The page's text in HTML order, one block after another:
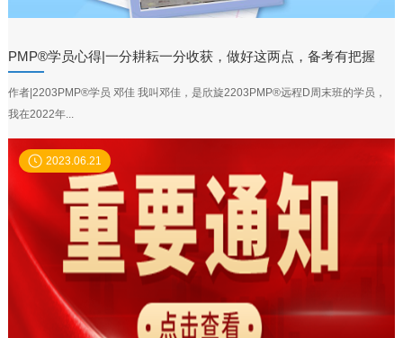
PMP®学员心得|一分耕耘一分收获，做好这两点，备考有把握
作者|2203PMP®学员 邓佳 我叫邓佳，是欣旋2203PMP®远程D周末班的学员，
我在2022年...
2023.06.21